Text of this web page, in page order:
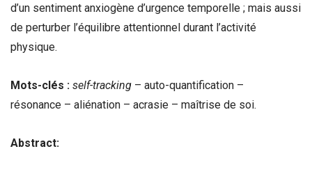
d’un sentiment anxiogène d’urgence temporelle ; mais aussi
de perturber l’équilibre attentionnel durant l’activité
physique.
Mots-clés : self-tracking – auto-quantification –
résonance – aliénation – acrasie – maîtrise de soi.
Abstract: